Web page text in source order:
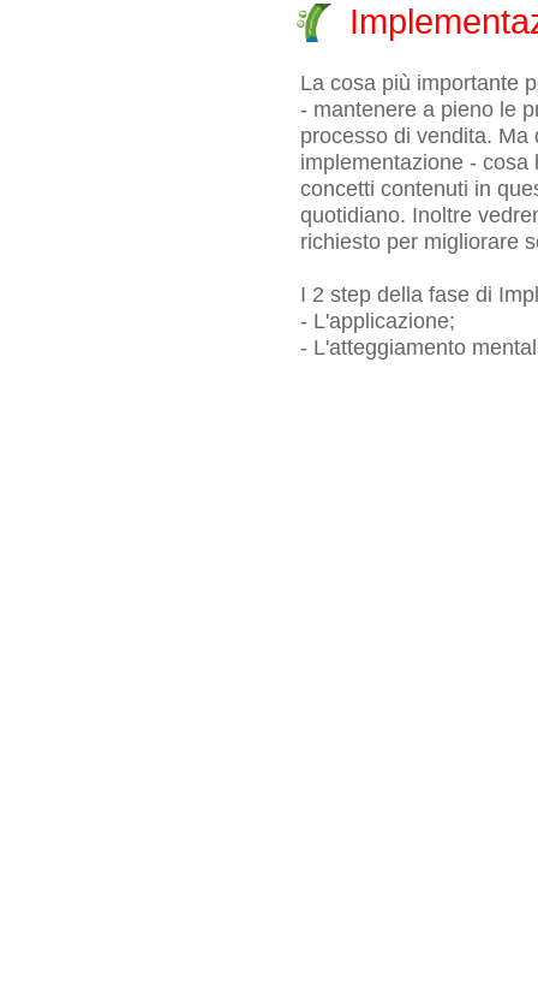
La cosa più importante
- mantenere a pieno le
processo di vendita.
implementazione -
concetti contenuti in
quotidiano. Inoltre
richiesto per migliorare
I 2 step della fase di
- L'applicazione;
- L'atteggiamento